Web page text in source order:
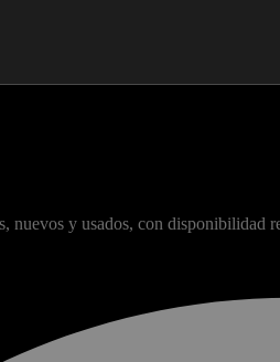
nuevos y usados, con disponibilidad